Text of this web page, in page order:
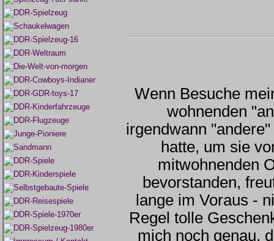
Wenn Besuche
wohnenden
irgendwann
hatte, um sie
mitwohnenden
bevorstanden,
lange im Voraus -
Regel tolle
mich noch genau,